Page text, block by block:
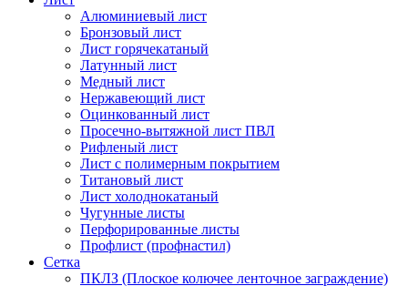
Алюминиевый лист
Бронзовый лист
Лист горячекатаный
Латунный лист
Медный лист
Нержавеющий лист
Оцинкованный лист
Просечно-вытяжной лист ПВЛ
Рифленый лист
Лист с полимерным покрытием
Титановый лист
Лист холоднокатаный
Чугунные листы
Перфорированные листы
Профлист (профнастил)
Сетка
ПКЛЗ (Плоское колючее ленточное заграждение)